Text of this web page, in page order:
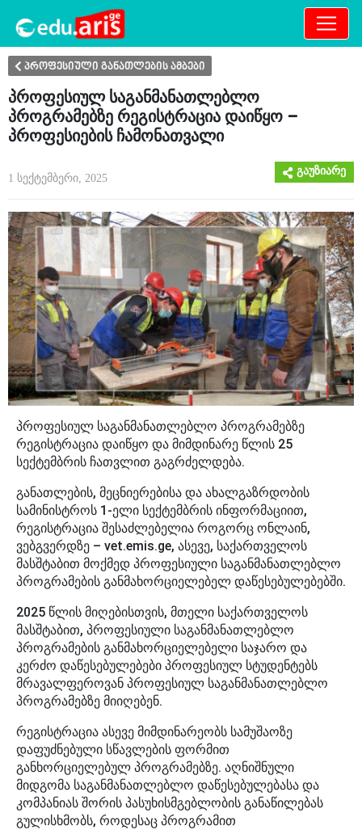
განათლება
პროფესიული განათლების ამბები
პროფესიულ საგანმანათლებლო
პროგრამებზე რეგისტრაცია დაიწყო –
პროფესიების ჩამონათვალი
1 სექტემბერი, 2025
გაუზიარე
პროფესიულ საგანმანათლებლო პროგრამებზე
რეგისტრაცია დაიწყო და მიმდინარე წლის 25
სექტემბრის ჩათვლით გაგრძელდება.
განათლების, მეცნიერებისა და ახალგაზრდობის
სამინისტროს 1-ელი სექტემბრის ინფორმაციით,
რეგისტრაცია შესაძლებელია როგორც ონლაინ,
ვებგვერდზე – vet.emis.ge, ასევე, საქართველოს
მასშტაბით მოქმედ პროფესიული საგანმანათლებლო
პროგრამების განმახორციელებელ დაწესებულებებში.
2025 წლის მიღებისთვის, მთელი საქართველოს
მასშტაბით, პროფესიული საგანმანათლებლო
პროგრამების განმახორციელებელი საჯარო და
კერძო დაწესებულებები პროფესიულ სტუდენტებს
მრავალფეროვან პროფესიულ საგანმანათლებლო
პროგრამებზე მიიღებენ.
რეგისტრაცია ასევე მიმდინარეობს სამუშაოზე
დაფუძნებული სწავლების ფორმით
განხორციელებულ პროგრამებზე. აღნიშნული
მიდგომა საგანმანათლებლო დაწესებულებასა და
კომპანიას შორის პასუხისმგებლობის განაწილებას
გულისხმობს, როდესაც პროგრამით